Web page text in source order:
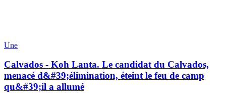
Une
Calvados - Koh Lanta. Le candidat du Calvados,
menacé d&#39;élimination, éteint le feu de camp
qu&#39;il a allumé